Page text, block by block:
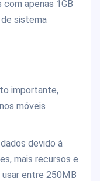
apenas 1GB
sistema
importante,
móveis
devido à
mais recursos e
entre 250MB